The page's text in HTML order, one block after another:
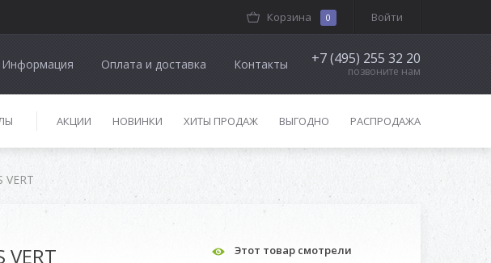
Войти
Корзина 0
Информация Оплата и доставка Контакты +7 (495) 255 32 20
позвоните нам
АКЦИИ НОВИНКИ ХИТЫ ПРОДАЖ ВЫГОДНО РАСПРОДАЖА
VERT
Этот товар смотрели